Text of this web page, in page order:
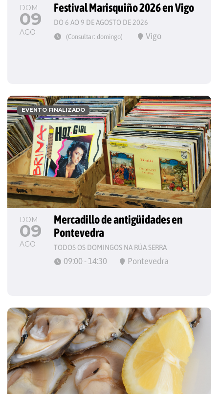
DOM
09
AGO
Festival Marisquiño 2026 en Vigo
DO 6 AO 9 DE AGOSTO DE 2026
(Consultar: domingo) Vigo
DOM
09
AGO
Mercadillo de antigüidades en
Pontevedra
TODOS OS DOMINGOS NA RÚA SERRA
09:00 - 14:30 Pontevedra
EVENTO FINALIZADO